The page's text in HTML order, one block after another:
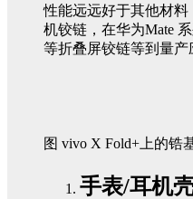
性能远远好于其他材
机铰链，在华为Mate
等折叠屏铰链等到量产
图 vivo X Fold+上的锆
手表/耳机